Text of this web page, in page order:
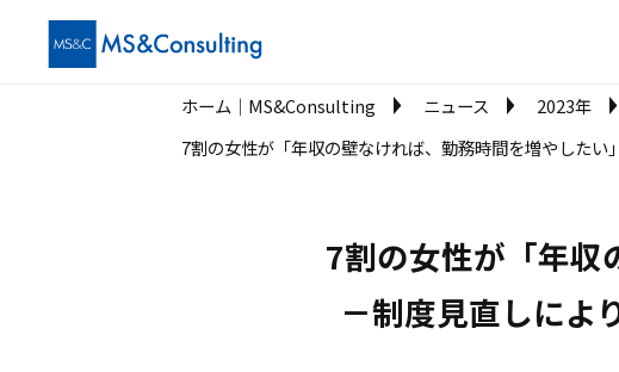
ホーム│MS&Consulting ニュース
2023年
7割の女性が「年収の壁なければ、勤務時間を増やした
7割の女性が「年収
－制度見直しによ